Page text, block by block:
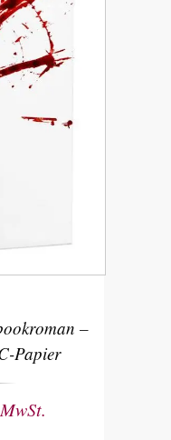
–
Papier